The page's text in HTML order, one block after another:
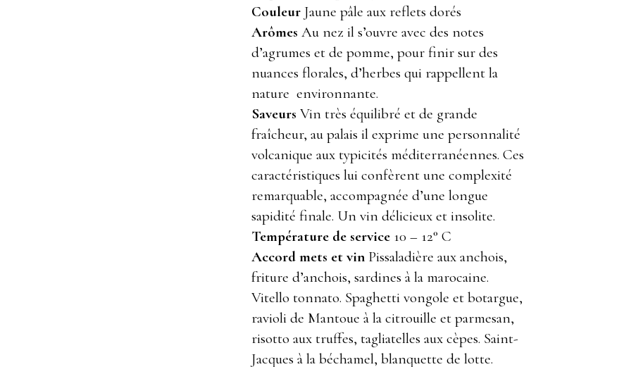
Couleur Jaune pâle aux reflets dorés
Arômes Au nez il s’ouvre avec des notes
d’agrumes et de pomme, pour finir sur des
nuances florales, d’herbes qui rappellent la
nature environnante.
Saveurs Vin très équilibré et de grande
fraîcheur, au palais il exprime une personnalité
volcanique aux typicités méditerranéennes. Ces
caractéristiques lui confèrent une complexité
remarquable, accompagnée d’une longue
sapidité finale. Un vin délicieux et insolite.
Température de service 10 – 12° C
Accord mets et vin Pissaladière aux anchois,
friture d’anchois, sardines à la marocaine.
Vitello tonnato. Spaghetti vongole et botargue,
ravioli de Mantoue à la citrouille et parmesan,
risotto aux truffes, tagliatelles aux cèpes. Saint-
Jacques à la béchamel, blanquette de lotte.